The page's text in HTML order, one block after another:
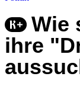
Wie
ihre